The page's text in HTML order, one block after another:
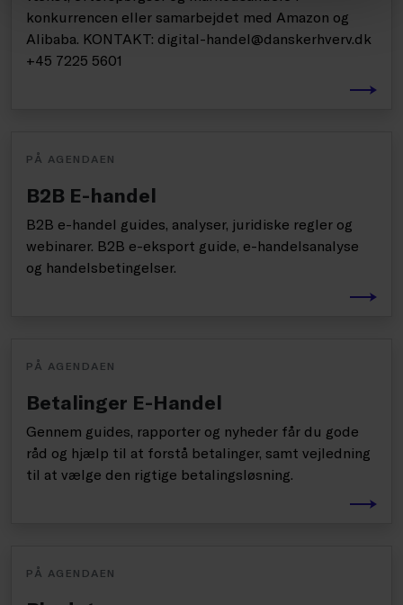
konkurrencen eller samarbejdet med Amazon og
Alibaba. KONTAKT: digital-handel@danskerhverv.dk
+45 7225 5601
PÅ AGENDAEN
B2B E-handel
B2B e-handel guides, analyser, juridiske regler og
webinarer. B2B e-eksport guide, e-handelsanalyse
og handelsbetingelser.
PÅ AGENDAEN
Betalinger E-Handel
Gennem guides, rapporter og nyheder får du gode
råd og hjælp til at forstå betalinger, samt vejledning
til at vælge den rigtige betalingsløsning.
PÅ AGENDAEN